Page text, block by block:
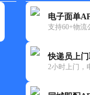
电子面单
支持60+物流
快递员上
2小时上门，